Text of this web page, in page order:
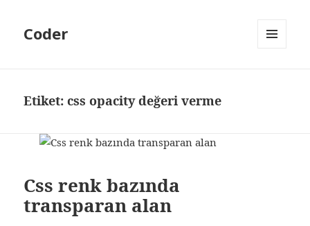
Coder
Etiket:css opacity değeri verme
Css renk bazında
transparan alan